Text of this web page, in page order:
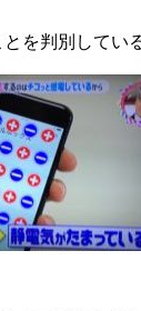
を判別してい